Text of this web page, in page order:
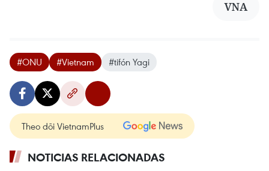
VNA
#ONU #Vietnam #tifón Yagi
Theo dõi VietnamPlus
NOTICIAS RELACIONADAS